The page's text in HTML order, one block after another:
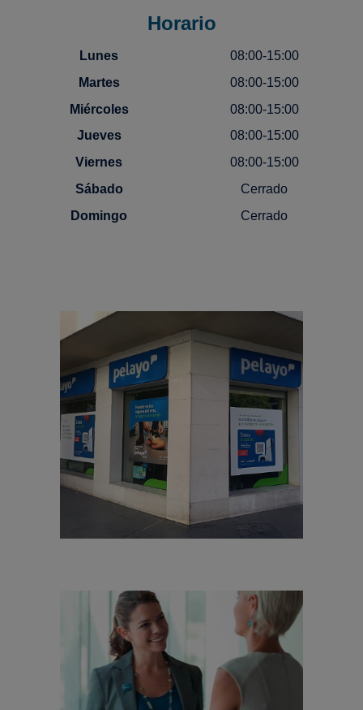
Horario
Lunes
08:00-15:00
Martes
08:00-15:00
Miércoles
08:00-15:00
Jueves
08:00-15:00
Viernes
08:00-15:00
Sábado
Cerrado
Domingo
Cerrado